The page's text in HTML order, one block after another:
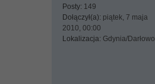
Posty: 149
Dołączył(a): piątek, 7 maja
2010, 00:00
Lokalizacja: Gdynia/Darłowo